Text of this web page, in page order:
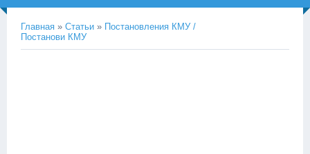
Главная » Статьи » Постановления КМУ /
Постанови КМУ